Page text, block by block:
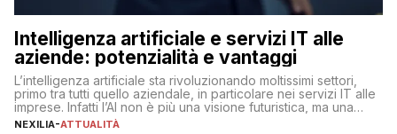
Intelligenza artificiale e servizi IT alle
aziende: potenzialità e vantaggi
L’intelligenza artificiale sta rivoluzionando moltissimi settori,
primo tra tutti quello aziendale, in particolare nei servizi IT alle
imprese. Infatti l’AI non è più una visione futuristica, ma una
realtà operativa che sta portando a un cambio significativo in
NEXILIA-ATTUALITÀ